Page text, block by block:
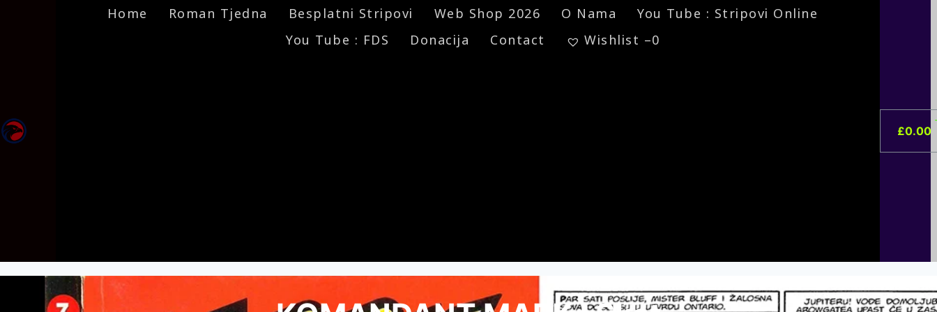
Home Roman Tjedna Besplatni Stripovi Web Shop 2026 O Nama
You Tube : Stripovi Online
You Tube : FDS
Donacija Contact Wishlist –0
£0.00